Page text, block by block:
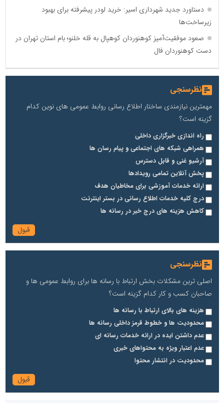
دستاورد جدید شهرداری اسیر: خرید لودر پیشرفته برای بهبود
زیرساخت‌ها
صعود موفقیت‌آمیز کوهنوردان کوهپال به قله خلنو؛ بام استان تهران در
دست کوهنوردان فال
نظرسنجی
مهمترین نیازمندی ساختار اطلاع رسانی روابط عمومی های نوین کدام
گزینه است؟
راه اندازی خبرگزاری داخلی
همراهی شبکه های اجتماعی و پیام رسان ها
آرشیو غنی و قابل دسترس
پخش آنلاین تمامی رویدادها
ارائه خدمات آموزشی برای مخاطیان هدف
درج کلیه خدمات اطلاع رسانی در بستر اینترنت
کاهش هزینه های درج خبر در رسانه ها
نظرسنجی
اصلی ترین مشکلات بخش ارتباط با رسانه ها برای روابط عمومی ها و
صاحبان کسب و کار کدام گزینه است؟
هزینه های بالای ارتباط با رسانه ها
محدودیت ها و خطوط قرمز داخلی رسانه ها
عدم داشتن ایده در ارائه خدمات رسانه ای
عدم اعتبار ویژه به محتواهای خبری
محدودیت در انتشار محتوا